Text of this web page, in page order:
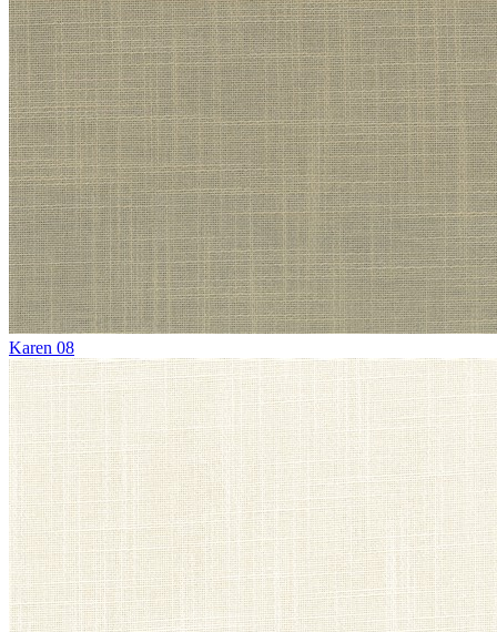
Karen 08